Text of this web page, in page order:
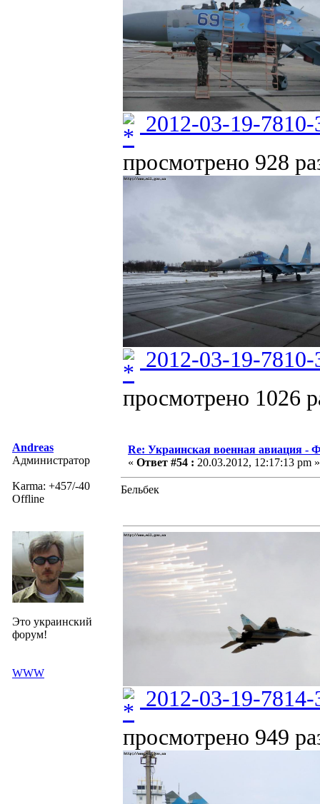
2012-03-19-
просмотрено 928
2012-03-19-
просмотрено 1026
Andreas
Администратор
Karma: +457/-40
Offline
Это украинский
форум!
WWW
Re: Украинская военная авиация -
« Ответ #54 : 20.03.2012, 12:17:13 pm »
Бельбек
2012-03-19-
просмотрено 949